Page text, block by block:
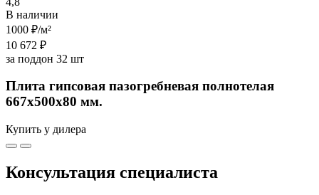
В наличии
1000 ₽/м²
10 672 ₽
за поддон 32 шт
Плита гипсовая пазогребневая полнотелая
667х500х80 мм.
Купить у дилера
Консультация специалиста